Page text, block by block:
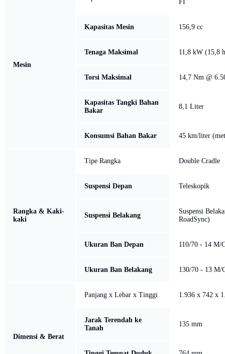
Mesin
FI
Kapasitas Mesin 156,9 cc
Tenaga Maksimal 11,8 kW (15,8
Torsi Maksimal 14,7 Nm @
Kapasitas Tangki Bahan
Bakar
8,1 Liter
Konsumsi Bahan Bakar 45 km/liter
Rangka & Kaki-
kaki
Tipe Rangka Double Cradle
Suspensi Depan Teleskopik
Suspensi Belakang
Suspensi
RoadSync)
Ukuran Ban Depan 110/70 - 14 M/
Ukuran Ban Belakang 130/70 - 13 M/
Dimensi & Berat
Panjang x Lebar x Tinggi 1.936 x 742 x
Jarak Terendah ke
Tanah
135 mm